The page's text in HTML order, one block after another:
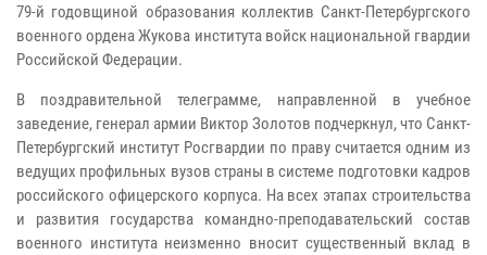
79-й годовщиной образования коллектив Санкт-Петербургского
военного ордена Жукова института войск национальной гвардии
Российской Федерации.
В поздравительной телеграмме, направленной в учебное
заведение, генерал армии Виктор Золотов подчеркнул, что Санкт-
Петербургский институт Росгвардии по праву считается одним из
ведущих профильных вузов страны в системе подготовки кадров
российского офицерского корпуса. На всех этапах строительства
и развития государства командно-преподавательский состав
военного института неизменно вносит существенный вклад в